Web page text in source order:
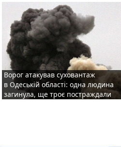
Ворог атакував суховантаж
в Одеській області: одна людина
загинула, ще троє постраждали